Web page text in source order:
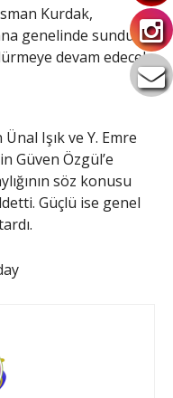
Kurdak,
genelinde sunduğu
devam edecek.
Işık ve Y. Emre
Güven Özgül’e
söz konusu
Güçlü ise genel